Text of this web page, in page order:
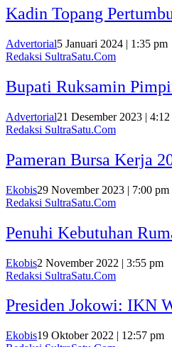
Kadin Topang
Advertorial5 Januari 2024 | 1:35 pm
Redaksi SultraSatu.Com
Bupati Ruksamin
Advertorial21 Desember 2023 |
Redaksi SultraSatu.Com
Pameran Bursa Kerja
Ekobis29 November 2023 | 7:00 pm
Redaksi SultraSatu.Com
Penuhi Kebutuhan
Ekobis2 November 2022 | 3:55 pm
Redaksi SultraSatu.Com
Presiden Jokowi: IKN
Ekobis19 Oktober 2022 | 12:57 pm